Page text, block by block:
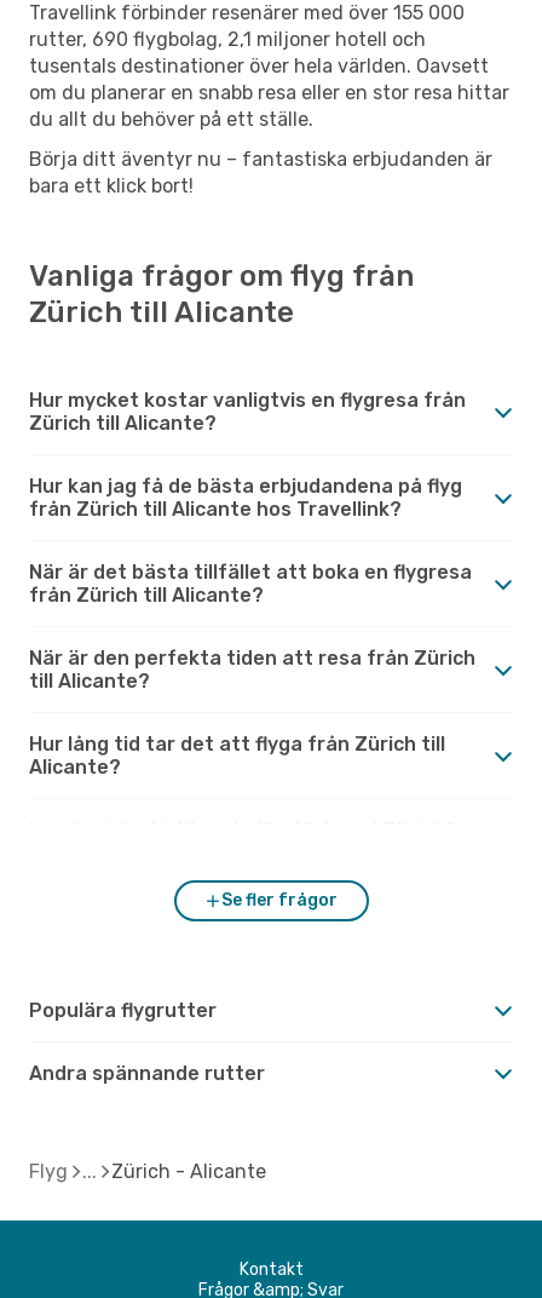
Travellink förbinder resenärer med över 155 000
rutter, 690 flygbolag, 2,1 miljoner hotell och
tusentals destinationer över hela världen. Oavsett
om du planerar en snabb resa eller en stor resa hittar
du allt du behöver på ett ställe.
Börja ditt äventyr nu – fantastiska erbjudanden är
bara ett klick bort!
Vanliga frågor om flyg från
Zürich till Alicante
Hur mycket kostar vanligtvis en flygresa från
Zürich till Alicante?
Hur kan jag få de bästa erbjudandena på flyg
från Zürich till Alicante hos Travellink?
När är det bästa tillfället att boka en flygresa
från Zürich till Alicante?
När är den perfekta tiden att resa från Zürich
till Alicante?
Hur lång tid tar det att flyga från Zürich till
Alicante?
Se fler frågor
Populära flygrutter
Andra spännande rutter
Flyg Zürich - Alicante
Kontakt
Frågor &amp; Svar